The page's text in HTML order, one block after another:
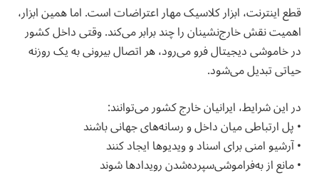
قطع اینترنت، ابزار کلاسیک مهار اعتراضات است. اما همین ابزار،
اهمیت نقش خارج‌نشینان را چند برابر می‌کند. وقتی داخل کشور
در خاموشی دیجیتال فرو می‌رود، هر اتصال بیرونی به یک روزنه
حیاتی تبدیل می‌شود.
در این شرایط، ایرانیان خارج کشور می‌توانند:
• پل ارتباطی میان داخل و رسانه‌های جهانی باشند
• آرشیو امنی برای اسناد و ویدیوها ایجاد کنند
• مانع از به‌فراموشی‌سپرده‌شدن رویدادها شوند